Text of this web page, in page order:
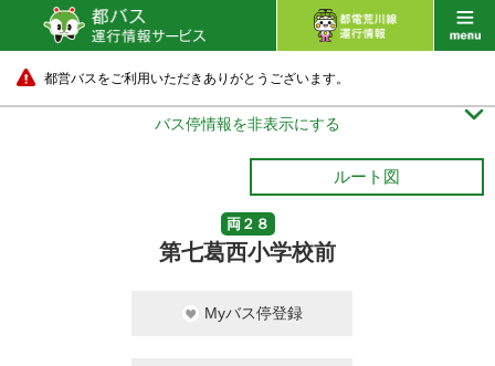
都営バスをご利用いただきありがとうございます。
バス停情報を非表示にする 
ルート図
両２８
第七葛西小学校前
Myバス停登録